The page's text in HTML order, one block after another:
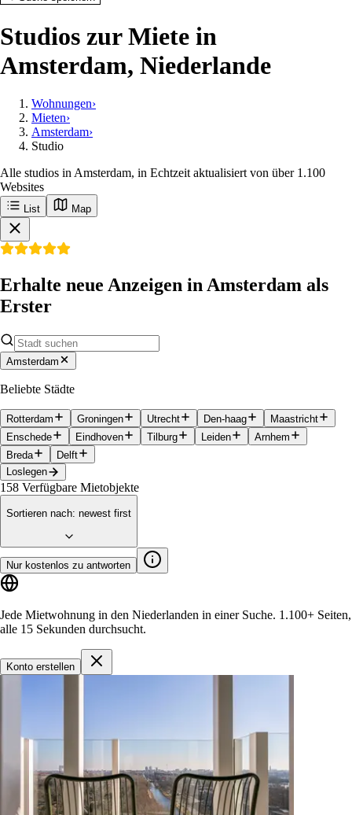
Studios zur Miete in
Amsterdam, Niederlande
Wohnungen›
Mieten›
Amsterdam›
Studio
Alle studios in Amsterdam, in Echtzeit aktualisiert von über 1.100
Websites
List Map
Erhalte neue Anzeigen in Amsterdam als
Erster
Amsterdam
Beliebte Städte
Rotterdam Groningen Utrecht Den-haag
Maastricht
Enschede
Eindhoven Tilburg Leiden
Arnhem
Breda
Delft
Loslegen
158 Verfügbare Mietobjekte
Sortieren nach: newest first
Nur kostenlos zu antworten
Jede Mietwohnung in den Niederlanden in einer Suche. 1.100+ Seiten,
alle 15 Sekunden durchsucht.
Konto erstellen